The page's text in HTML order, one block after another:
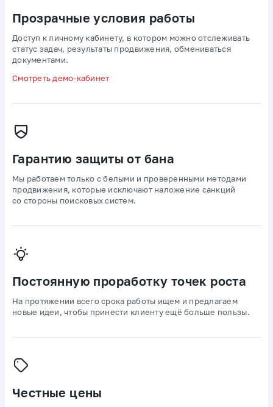
Прозрачные условия работы
Доступ к личному кабинету, в котором можно отслеживать
статус задач, результаты продвижения, обмениваться
документами.
Смотреть демо-кабинет
Гарантию защиты от бана
Мы работаем только с белыми и проверенными методами
продвижения, которые исключают наложение санкций
со стороны поисковых систем.
Постоянную проработку точек роста
На протяжении всего срока работы ищем и предлагаем
новые идеи, чтобы принести клиенту ещё больше пользы.
Честные цены